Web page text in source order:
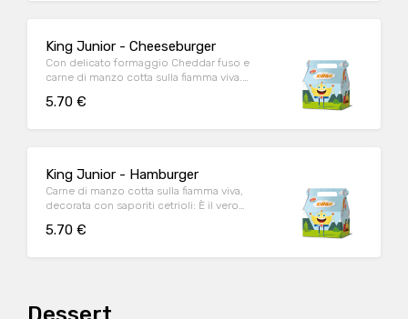
King Junior - Cheeseburger
Con delicato formaggio Cheddar fuso e
carne di manzo cotta sulla fiamma viva.
5.70 €
King Junior - Hamburger
Carne di manzo cotta sulla fiamma viva,
decorata con saporiti cetrioli: È il vero
5.70 €